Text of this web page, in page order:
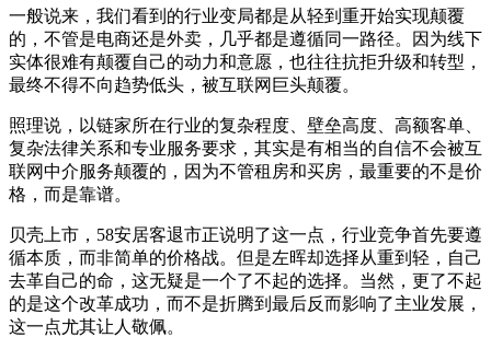
一般说来，我们看到的行业变局都是从轻到重开始实现颠覆
的，不管是电商还是外卖，几乎都是遵循同一路径。因为线下
实体很难有颠覆自己的动力和意愿，也往往抗拒升级和转型，
最终不得不向趋势低头，被互联网巨头颠覆。
照理说，以链家所在行业的复杂程度、壁垒高度、高额客单、
复杂法律关系和专业服务要求，其实是有相当的自信不会被互
联网中介服务颠覆的，因为不管租房和买房，最重要的不是价
格，而是靠谱。
贝壳上市，58安居客退市正说明了这一点，行业竞争首先要遵
循本质，而非简单的价格战。但是左晖却选择从重到轻，自己
去革自己的命，这无疑是一个了不起的选择。当然，更了不起
的是这个改革成功，而不是折腾到最后反而影响了主业发展，
这一点尤其让人敬佩。